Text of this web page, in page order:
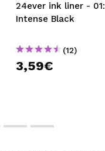
24ever ink liner - 01:
Intense Black
(12)
3,59€